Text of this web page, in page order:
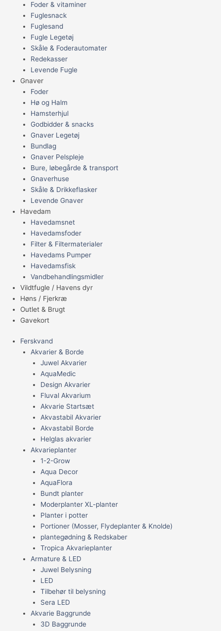
Foder & vitaminer
Fuglesnack
Fuglesand
Fugle Legetøj
Skåle & Foderautomater
Redekasser
Levende Fugle
Gnaver
Foder
Hø og Halm
Hamsterhjul
Godbidder & snacks
Gnaver Legetøj
Bundlag
Gnaver Pelspleje
Bure, løbegårde & transport
Gnaverhuse
Skåle & Drikkeflasker
Levende Gnaver
Havedam
Havedamsnet
Havedamsfoder
Filter & Filtermaterialer
Havedams Pumper
Havedamsfisk
Vandbehandlingsmidler
Vildtfugle / Havens dyr
Høns / Fjerkræ
Outlet & Brugt
Gavekort
Ferskvand
Akvarier & Borde
Juwel Akvarier
AquaMedic
Design Akvarier
Fluval Akvarium
Akvarie Startsæt
Akvastabil Akvarier
Akvastabil Borde
Helglas akvarier
Akvarieplanter
1-2-Grow
Aqua Decor
AquaFlora
Bundt planter
Moderplanter XL-planter
Planter i potter
Portioner (Mosser, Flydeplanter & Knolde)
plantegødning & Redskaber
Tropica Akvarieplanter
Armature & LED
Juwel Belysning
LED
Tilbehør til belysning
Sera LED
Akvarie Baggrunde
3D Baggrunde